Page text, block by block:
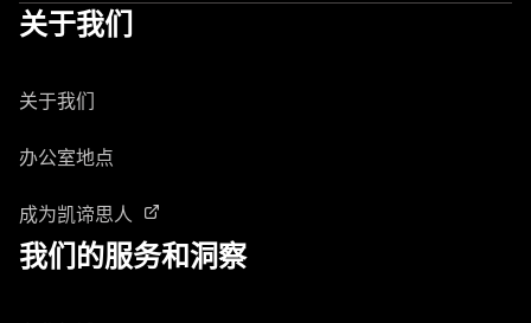
关于我们
关于我们
办公室地点
成为凯谛思人
我们的服务和洞察